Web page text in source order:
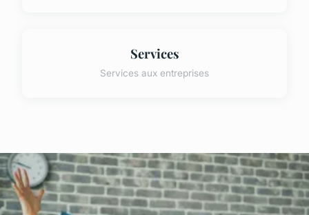
Services
Services aux entreprises